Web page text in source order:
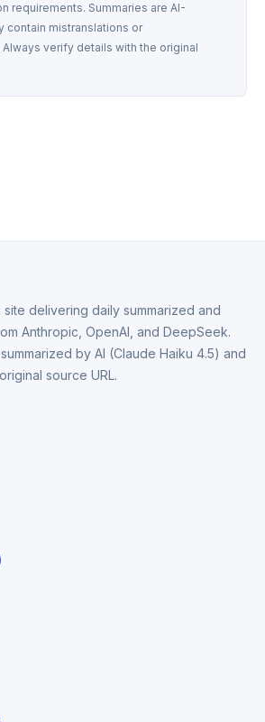
requirements. Summaries are AI-
contain mistranslations or
verify details with the original
site delivering daily summarized and
Anthropic, OpenAI, and DeepSeek.
by AI (Claude Haiku 4.5) and
source URL.